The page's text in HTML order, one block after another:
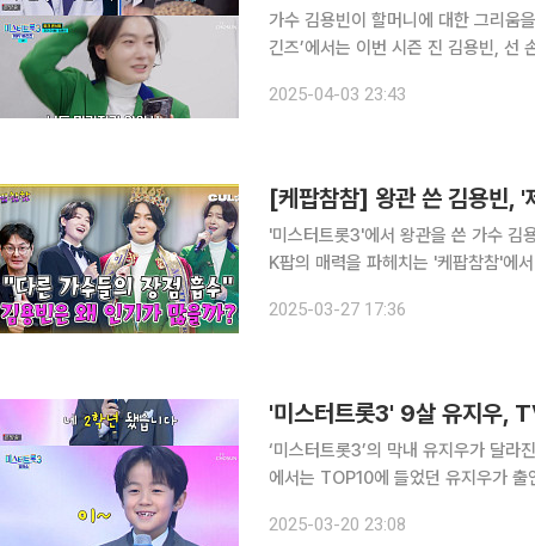
가수 김용빈이 할머니에 대한 그리움을 드러냈다. 3일 오후 방송된 TV조선
긴즈’에서는 이번 시즌 진 김용빈, 선 손
놨다. 이와 함께 결승전 생방송이 끝
2025-04-03 23:43
[케팝참참] 왕관 쓴 김용빈, '
'미스터트롯3'에서 왕관을 쓴 가수 김
K팝의 매력을 파헤치는 '케팝참참'에서 확인해 보세요. ■ 진행 : 김
2025-03-27 17:36
‘미스터트롯3’의 막내 유지우가 달라진 인기를 뽐냈다. 20일 방송
에서는 TOP10에 들었던 유지우가 출연해 조항조
했냐”라고 물었고 유지우는 “했다. 2
2025-03-20 23:08